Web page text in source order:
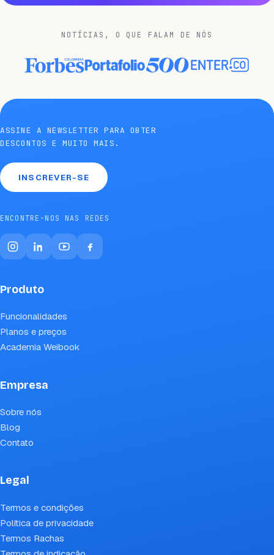
NOTÍCIAS, O QUE FALAM DE NÓS
ASSINE A NEWSLETTER PARA OBTER
DESCONTOS E MUITO MAIS.
INSCREVER-SE
ENCONTRE-NOS NAS REDES
Produto
Funcionalidades
Planos e preços
Academia Weibook
Empresa
Sobre nós
Blog
Contato
Legal
Termos e condições
Política de privacidade
Termos Rachas